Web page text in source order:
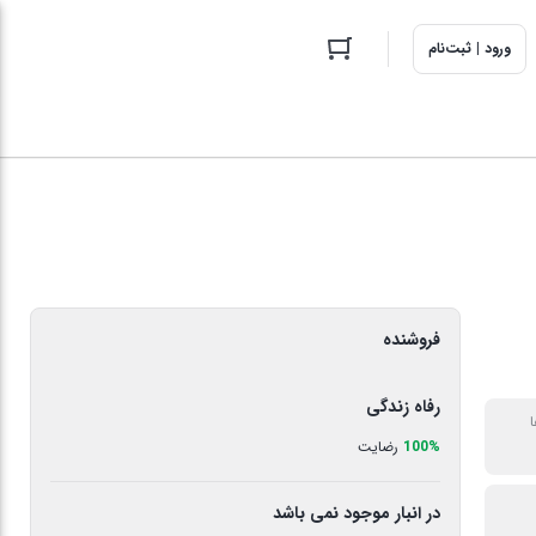
ورود | ثبت‌نام
فروشنده
رفاه زندگی
100% رضایت
در انبار موجود نمی باشد